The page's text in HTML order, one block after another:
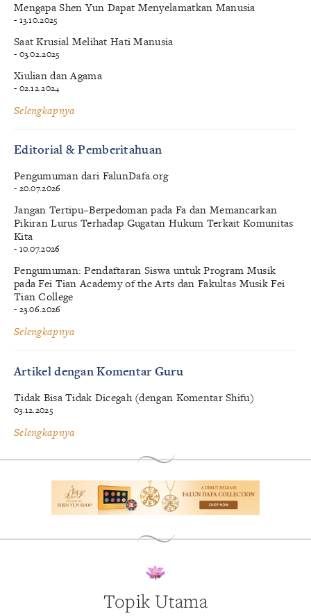
Mengapa Shen Yun Dapat Menyelamatkan Manusia
- 13.10.2025
Saat Krusial Melihat Hati Manusia
- 03.02.2025
Xiulian dan Agama
- 02.12.2024
Selengkapnya
Editorial & Pemberitahuan
Pengumuman dari FalunDafa.org
- 20.07.2026
Jangan Tertipu–Berpedoman pada Fa dan Memancarkan
Pikiran Lurus Terhadap Gugatan Hukum Terkait Komunitas
Kita
- 10.07.2026
Pengumuman: Pendaftaran Siswa untuk Program Musik
pada Fei Tian Academy of the Arts dan Fakultas Musik Fei
Tian College
- 23.06.2026
Selengkapnya
Artikel dengan Komentar Guru
Tidak Bisa Tidak Dicegah (dengan Komentar Shifu)
03.12.2025
Selengkapnya
Topik Utama